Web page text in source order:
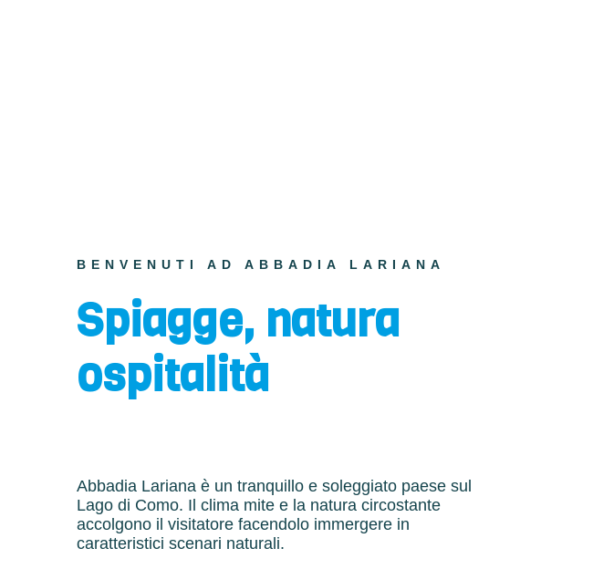
BENVENUTI AD ABBADIA LARIANA
Spiagge, natura
ospitalità
Abbadia Lariana è un tranquillo e soleggiato paese sul
Lago di Como. Il clima mite e la natura circostante
accolgono il visitatore facendolo immergere in
caratteristici scenari naturali.